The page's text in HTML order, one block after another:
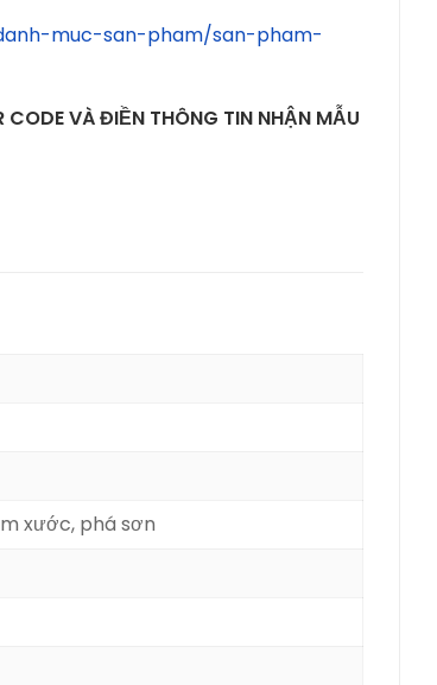
muc-san-pham/san-pham-
VÀ ĐIỀN THÔNG TIN NHẬN MẪU
xước, phá sơn